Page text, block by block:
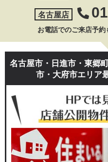
名古屋店
お電話でのご来店予約
名古屋市・日進市・東郷
市・大府市エリア